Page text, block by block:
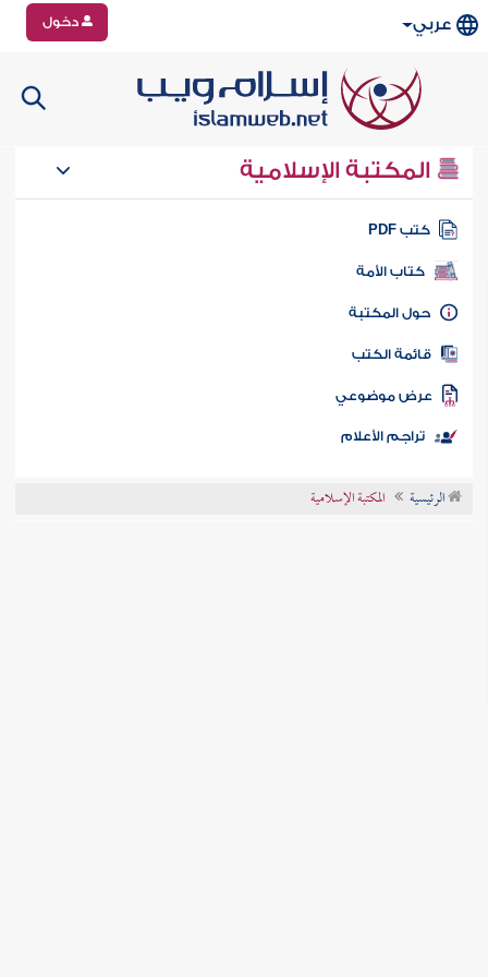
عربي دخول
المكتبة الإسلامية
كتب PDF
كتاب الأمة
المكتبة
الكتب
موضوعي
تراجم الأعلام
الرئيسية المكتبة الإسلامية